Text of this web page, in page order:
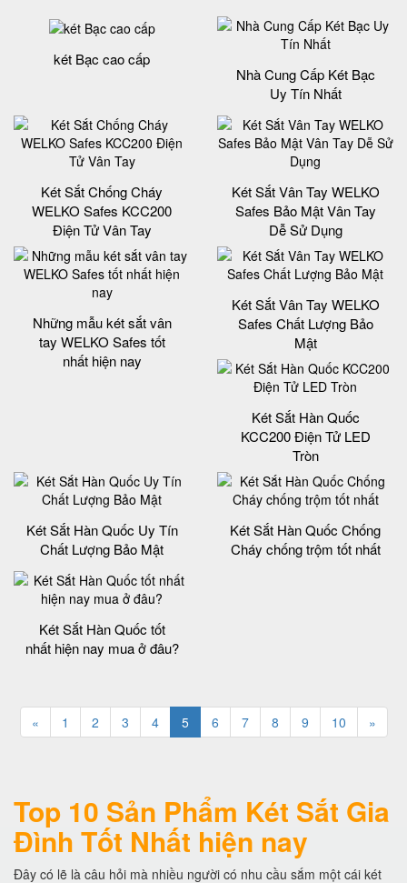
két Bạc cao cấp
Nhà Cung Cấp Két Bạc
Uy Tín Nhất
Két Sắt Chống Cháy
WELKO Safes KCC200
Điện Tử Vân Tay
Két Sắt Vân Tay WELKO
Safes Bảo Mật Vân Tay
Dễ Sử Dụng
Những mẫu két sắt vân
tay WELKO Safes tốt
nhất hiện nay
Két Sắt Vân Tay WELKO
Safes Chất Lượng Bảo
Mật
Két Sắt Hàn Quốc
KCC200 Điện Tử LED
Tròn
Két Sắt Hàn Quốc Uy Tín
Chất Lượng Bảo Mật
Két Sắt Hàn Quốc Chống
Cháy chống trộm tốt nhất
Két Sắt Hàn Quốc tốt
nhất hiện nay mua ở đâu?
« 1 2 3 4 5 6 7 8 9 10 »
Top 10 Sản Phẩm Két Sắt Gia
Đình Tốt Nhất hiện nay
Đây có lẽ là câu hỏi mà nhiều người có nhu cầu sắm một cái két